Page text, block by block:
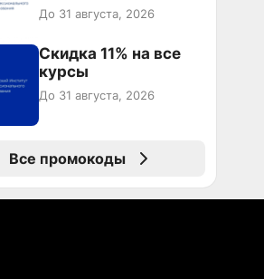
До 31 августа, 2026
Скидка 11% на все
курсы
До 31 августа, 2026
Все промокоды